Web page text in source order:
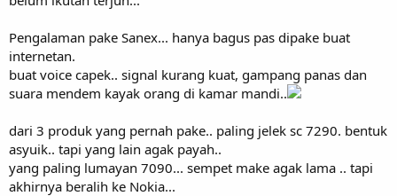
Pengalaman pake Sanex... hanya bagus pas dipake buat
internetan.
buat voice capek.. signal kurang kuat, gampang panas dan
suara mendem kayak orang di kamar mandi..
dari 3 produk yang pernah pake.. paling jelek sc 7290. bentuk
asyuik.. tapi yang lain agak payah..
yang paling lumayan 7090... sempet make agak lama .. tapi
akhirnya beralih ke Nokia...